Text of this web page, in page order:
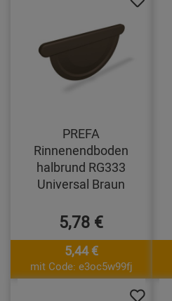
PREFA
Rinnenendboden
halbrund RG333
Universal Braun
5,78 €
5,44 €
mit Code: e3oc5w99fj